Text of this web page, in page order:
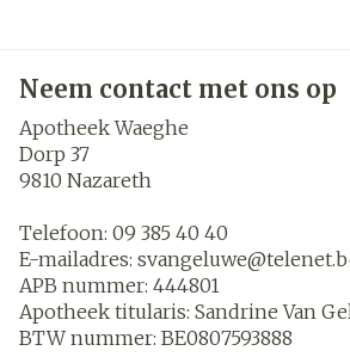
Neem contact met ons op
Apotheek Waeghe
Dorp 37
9810 Nazareth
Telefoon: 09 385 40 40
E-mailadres: svangeluwe@
APB nummer: 444801
Apotheek titularis: Sandrine Van
BTW nummer: BE0807593888